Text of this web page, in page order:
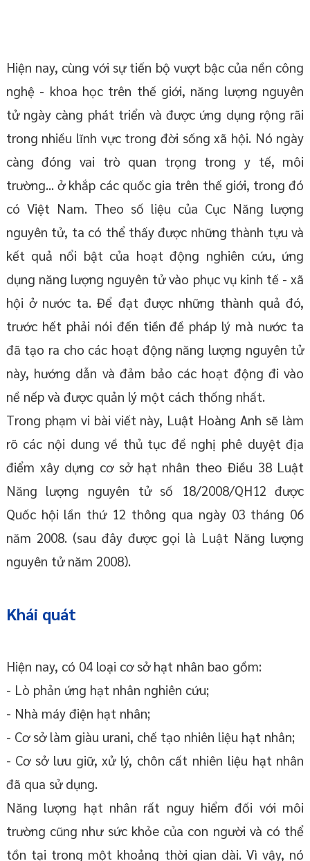
Hiện nay, cùng với sự tiến bộ vượt bậc của nền công
nghệ - khoa học trên thế giới, năng lượng nguyên
tử ngày càng phát triển và được ứng dụng rộng rãi
trong nhiều lĩnh vực trong đời sống xã hội. Nó ngày
càng đóng vai trò quan trọng trong y tế, môi
trường... ở khắp các quốc gia trên thế giới, trong đó
có Việt Nam. Theo số liệu của Cục Năng lượng
nguyên tử, ta có thể thấy được những thành tựu và
kết quả nổi bật của hoạt động nghiên cứu, ứng
dụng năng lượng nguyên tử vào phục vụ kinh tế - xã
hội ở nước ta. Để đạt được những thành quả đó,
trước hết phải nói đến tiền đề pháp lý mà nước ta
đã tạo ra cho các hoạt động năng lượng nguyên tử
này, hướng dẫn và đảm bảo các hoạt động đi vào
nề nếp và được quản lý một cách thống nhất.
Trong phạm vi bài viết này, Luật Hoàng Anh sẽ làm
rõ các nội dung về thủ tục đề nghị phê duyệt địa
điểm xây dựng cơ sở hạt nhân theo Điều 38 Luật
Năng lượng nguyên tử số 18/2008/QH12 được
Quốc hội lần thứ 12 thông qua ngày 03 tháng 06
năm 2008. (sau đây được gọi là Luật Năng lượng
nguyên tử năm 2008).
Khái quát
Hiện nay, có 04 loại cơ sở hạt nhân bao gồm:
- Lò phản ứng hạt nhân nghiên cứu;
- Nhà máy điện hạt nhân;
- Cơ sở làm giàu urani, chế tạo nhiên liệu hạt nhân;
- Cơ sở lưu giữ, xử lý, chôn cất nhiên liệu hạt nhân
đã qua sử dụng.
Năng lượng hạt nhân rất nguy hiểm đối với môi
trường cũng như sức khỏe của con người và có thể
tồn tại trong một khoảng thời gian dài. Vì vậy, nó